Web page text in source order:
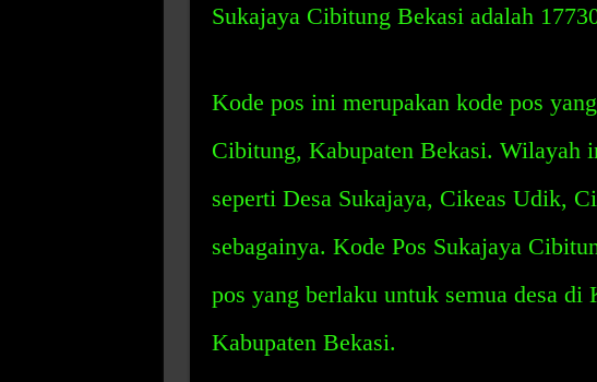
Sukajaya Cibitung Bekasi adalah
Kode pos ini merupakan kode pos
Cibitung, Kabupaten Bekasi. Wilayah
seperti Desa Sukajaya, Cikeas Udik,
sebagainya. Kode Pos Sukajaya
pos yang berlaku untuk semua desa di
Kabupaten Bekasi.